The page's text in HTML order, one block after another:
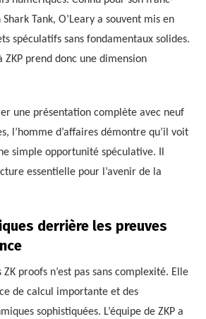
Tank, O’Leary a souvent mis en
spéculatifs sans fondamentaux solides.
ZKP prend donc une dimension
une présentation complète avec neuf
l’homme d’affaires démontre qu’il voit
simple opportunité spéculative. Il
essentielle pour l’avenir de la
derrière les preuves
proofs n’est pas sans complexité. Elle
de calcul importante et des
sophistiquées. L’équipe de ZKP a